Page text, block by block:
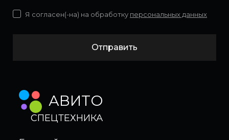
Отправить
Я согласен(-на) на обработку персональных данных
АВИТО
СПЕЦТЕХНИКА